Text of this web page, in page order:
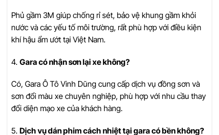
Phủ gầm 3M giúp chống rỉ sét, bảo vệ khung gầm khỏi
nước và các yếu tố môi trường, rất phù hợp với điều kiện
khí hậu ẩm ướt tại Việt Nam.
4. Gara có nhận sơn lại xe không?
Có, Gara Ô Tô Vinh Dũng cung cấp dịch vụ đồng sơn và
sơn đổi màu xe chuyên nghiệp, phù hợp với nhu cầu thay
đổi diện mạo xe của khách hàng.
5. Dịch vụ dán phim cách nhiệt tại gara có bền không?